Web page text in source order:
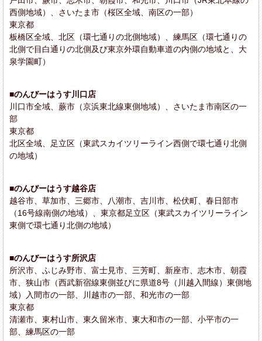
西側地域）、さいたま市（桜区全域、南区の一部）
東京都
板橋区全域、北区（環七通りの北側地域）、練馬区（環七通りの
北側で目白通りの北側及び東京外環自動車道の内側の地域と、大
泉学園町）
■のんびーはうす川口店
川口市全域、蕨市（京浜東北線東側地域）、さいたま市南区の一
部
東京都
北区全域、足立区（東武スカイツリーライン西側で環七通り北側
の地域）
■のんびーはうす越谷店
越谷市、草加市、三郷市、八潮市、吉川市、松伏町、春日部市
（16号線南側の地域）、東京都足立区（東武スカイツリーライン
東側で環七通り北側の地域）
■のんびーはうす所沢店
所沢市、ふじみ野市、富士見市、三芳町、新座市、志木市、朝霞
市、狭山市（西武新宿線東側並びに県道8号（川越入間線）東側地
域）入間市の一部、川越市の一部、和光市の一部
東京都
清瀬市、東村山市、東久留米市、東大和市の一部、小平市の一
部、練馬区の一部